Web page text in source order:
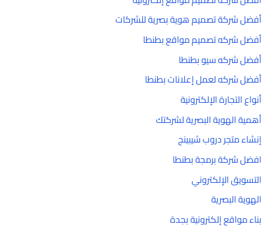
أفضل شركة تصميم هوية بصرية للشركات
أفضل شركه تصميم مواقع بطنطا
أفضل شركه سيو بطنطا
أفضل شركه لعمل إعلانات بطنطا
أنواع التجارة الإلكترونية
أهمية الهوية البصرية لشركتك
إنشاء متجر دروب شيبينج
افضل شركة برمجة بطنطا
التسويق الإلكتروني
الهوية البصرية
بناء مواقع إلكترونية بجدة